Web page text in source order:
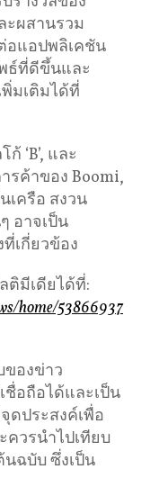
ะผสานรวม
อแอปพลิเคชัน
ธ์ที่ดีขึ้นและ
มเติมได้ที่
‘B’, และ
รค้าของ Boomi,
เครือ สงวน
อาจเป็น
เกี่ยวข้อง
ติมีเดียได้ที่:
home/53866937
องข่าว
อถือได้และเป็น
ดประสงค์เพื่อ
วรนำไปเทียบ
นฉบับ ซึ่งเป็น